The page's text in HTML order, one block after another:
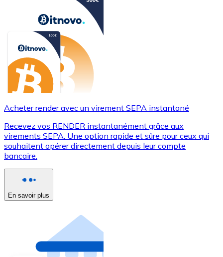
Acheter render avec un virement SEPA instantané
Recevez vos RENDER instantanément grâce aux
virements SEPA. Une option rapide et sûre pour ceux qui
souhaitent opérer directement depuis leur compte
bancaire.
En savoir plus